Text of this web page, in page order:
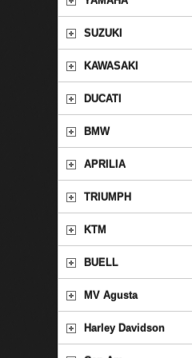
SUZUKI
KAWASAKI
DUCATI
BMW
APRILIA
TRIUMPH
KTM
BUELL
MV Agusta
Harley Davidson